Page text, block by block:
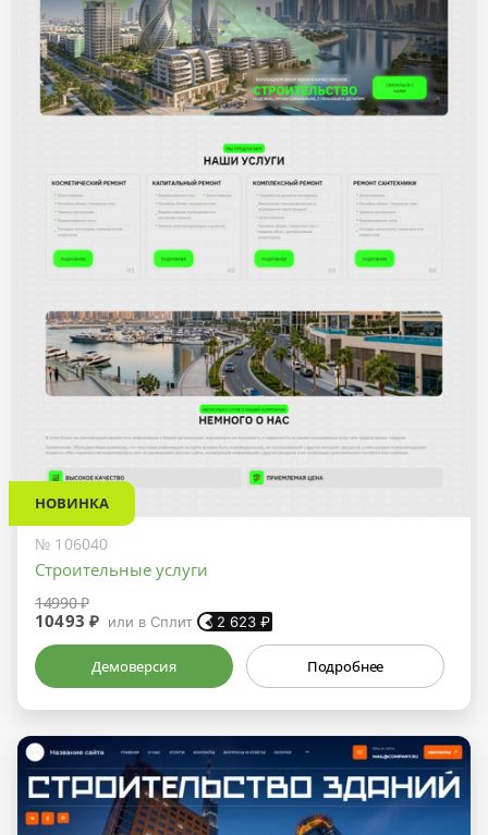
НОВИНКА
№ 106040
Строительные услуги
14990 ₽
10493 ₽ или в Сплит 2 623 ₽
Демоверсия Подробнее